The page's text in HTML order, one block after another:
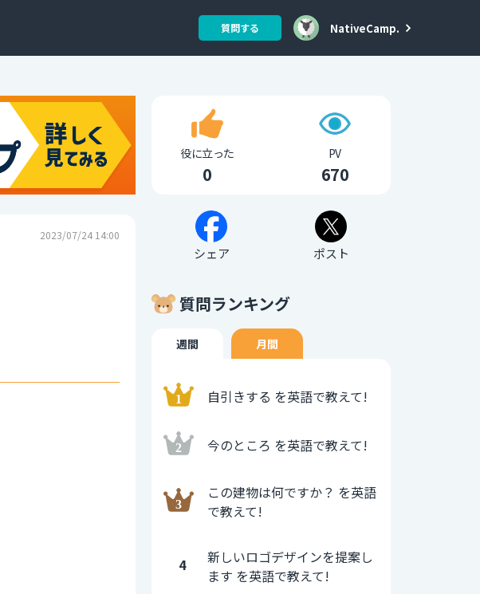
質問する NativeCamp.
2023/07/24 14:00
役に立った
0
PV
670
シェア ポスト
質問ランキング
週間 月間
自引きする を英語で教えて!
今のところ を英語で教えて!
この建物は何ですか？ を英語
で教えて!
4
新しいロゴデザインを提案し
ます を英語で教えて!